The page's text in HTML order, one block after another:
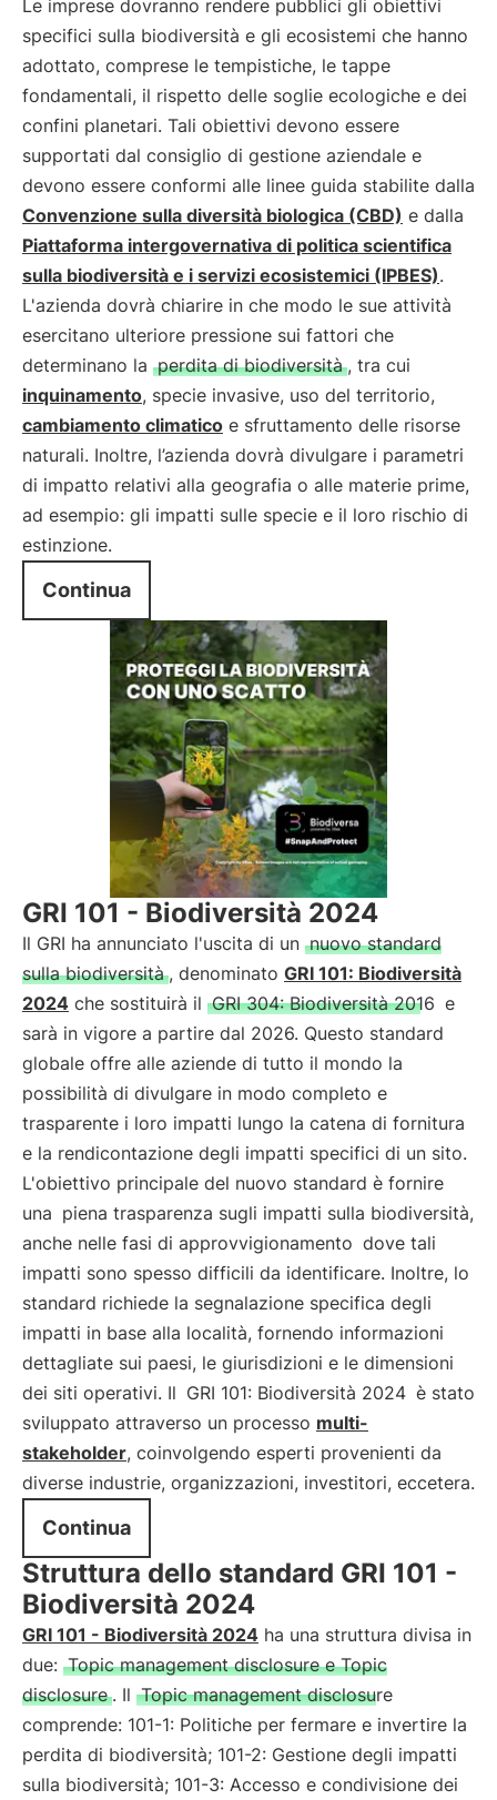
Le imprese dovranno rendere pubblici gli obiettivi
specifici sulla biodiversità e gli ecosistemi che hanno
adottato, comprese le tempistiche, le tappe
fondamentali, il rispetto delle soglie ecologiche e dei
confini planetari. Tali obiettivi devono essere
supportati dal consiglio di gestione aziendale e
devono essere conformi alle linee guida stabilite dalla
Convenzione sulla diversità biologica (CBD) e dalla
Piattaforma intergovernativa di politica scientifica
sulla biodiversità e i servizi ecosistemici (IPBES).
L'azienda dovrà chiarire in che modo le sue attività
esercitano ulteriore pressione sui fattori che
determinano la perdita di biodiversità , tra cui
inquinamento, specie invasive, uso del territorio,
cambiamento climatico e sfruttamento delle risorse
naturali. Inoltre, l’azienda dovrà divulgare i parametri
di impatto relativi alla geografia o alle materie prime,
ad esempio: gli impatti sulle specie e il loro rischio di
estinzione.
Continua
GRI 101 - Biodiversità 2024
Il GRI ha annunciato l'uscita di un nuovo standard
sulla biodiversità , denominato GRI 101: Biodiversità
2024 che sostituirà il GRI 304: Biodiversità 2016 e
sarà in vigore a partire dal 2026. Questo standard
globale offre alle aziende di tutto il mondo la
possibilità di divulgare in modo completo e
trasparente i loro impatti lungo la catena di fornitura
e la rendicontazione degli impatti specifici di un sito.
L'obiettivo principale del nuovo standard è fornire
una piena trasparenza sugli impatti sulla biodiversità,
anche nelle fasi di approvvigionamento dove tali
impatti sono spesso difficili da identificare. Inoltre, lo
standard richiede la segnalazione specifica degli
impatti in base alla località, fornendo informazioni
dettagliate sui paesi, le giurisdizioni e le dimensioni
dei siti operativi. Il GRI 101: Biodiversità 2024 è stato
sviluppato attraverso un processo multi-
stakeholder, coinvolgendo esperti provenienti da
diverse industrie, organizzazioni, investitori, eccetera.
Continua
Struttura dello standard GRI 101 -
Biodiversità 2024
GRI 101 - Biodiversità 2024 ha una struttura divisa in
due: Topic management disclosure e Topic
disclosure . Il Topic management disclosure
comprende: 101-1: Politiche per fermare e invertire la
perdita di biodiversità; 101-2: Gestione degli impatti
sulla biodiversità; 101-3: Accesso e condivisione dei